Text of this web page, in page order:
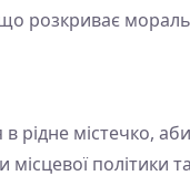
розкриває
рідне містечко,
політики